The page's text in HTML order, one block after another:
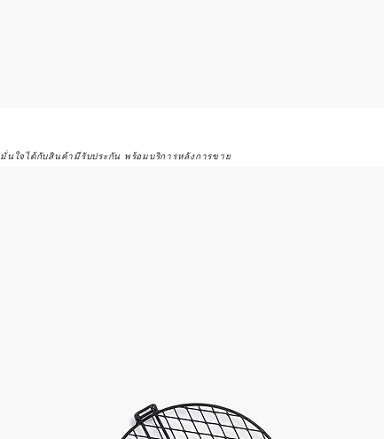
มั่นใจได้กับสินค้ามีรับประกัน พร้อมบริการหลังการขาย